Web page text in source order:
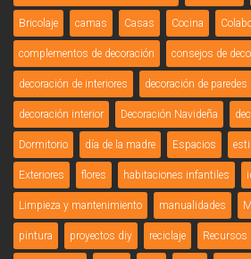
Bricolaje camas Casas Cocina
complementos de decoración consejos de
decoración de interiores decoración de paredes
decoración interior Decoración Navideña
Dormitorio día de la madre Espacios
Exteriores flores habitaciones infantiles
Limpieza y mantenimiento manualidades
pintura proyectos diy reciclaje Recursos